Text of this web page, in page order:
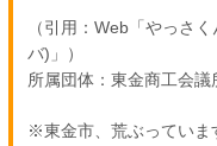
（引用：Web「やっさ
バ)」）
所属団体：東金商工会議
※東金市、荒ぶっていま